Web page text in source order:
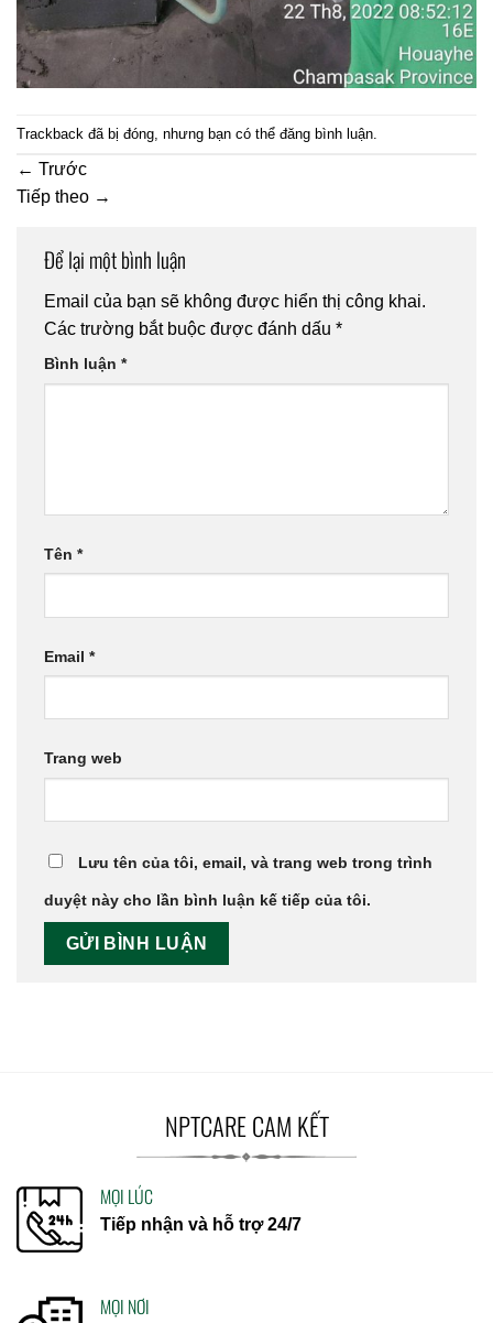
Trackback đã bị đóng, nhưng bạn có thể đăng bình luận
← Trước
Tiếp theo →
Để lại một bình luận
Email của bạn sẽ không được hiển thị công khai.
Các trường bắt buộc được đánh dấu *
Bình luận *
Tên *
Email *
Trang web
Lưu tên của tôi, email, và trang web trong trình
duyệt này cho lần bình luận kế tiếp của tôi.
NPTCARE CAM KẾT
MỌI LÚC
Tiếp nhận và hỗ trợ 24/7
MỌI NƠI